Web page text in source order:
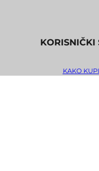
KORISNIČKI
KAKO